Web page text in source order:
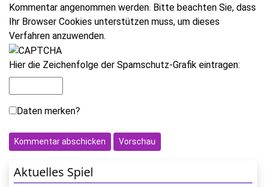
Kommentar angenommen werden. Bitte beachten Sie, dass
Ihr Browser Cookies unterstützen muss, um dieses
Verfahren anzuwenden.
Hier die Zeichenfolge der Spamschutz-Grafik eintragen:
Daten merken?
Aktuelles Spiel